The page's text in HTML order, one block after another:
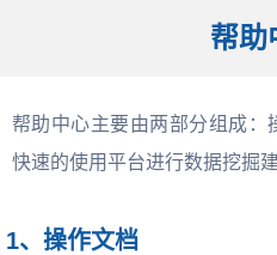
帮助
帮助中心主要由两部分组成：
快速的使用平台进行数据挖掘建
1、操作文档